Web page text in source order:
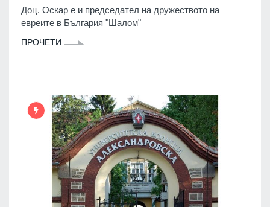
Доц. Оскар е и председател на дружеството на
евреите в България "Шалом"
ПРОЧЕТИ